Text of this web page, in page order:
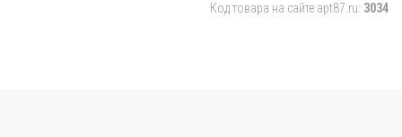
Код товара на сайте apt87.ru: 3034